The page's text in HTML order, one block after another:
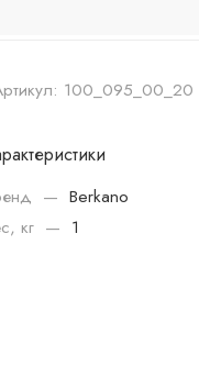
100_095_00_20
— Berkano
кг — 1